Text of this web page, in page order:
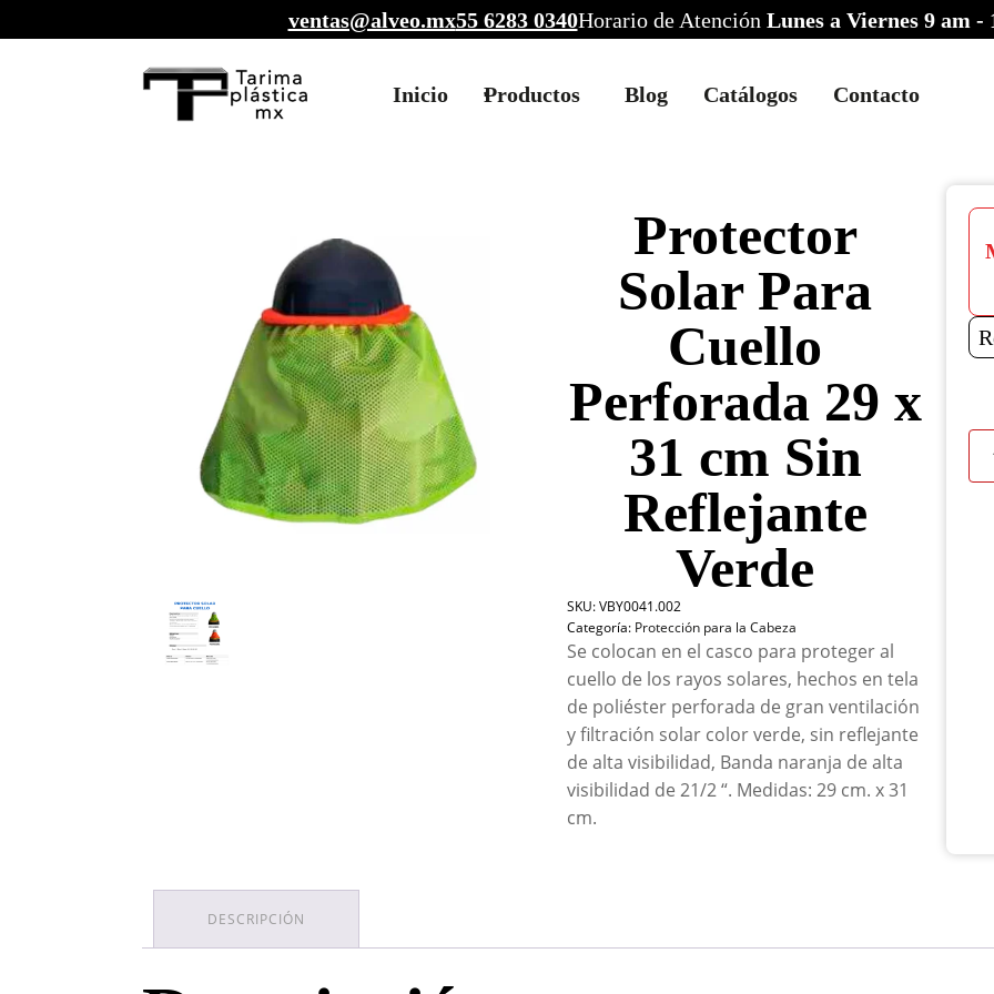
ventas@alveo.mx55 6283 0340Horario de Atención Lunes a Viernes 9 am
Inicio Productos Blog Catálogos Contacto
Protector
Solar Para
Cuello
Perforada 29 x
31 cm Sin
Reflejante
Verde
SKU:VBY0041.002
Categoría: Protección para la Cabeza
Se colocan en el casco para proteger al
cuello de los rayos solares, hechos en tela
de poliéster perforada de gran ventilación
y filtración solar color verde, sin reflejante
de alta visibilidad, Banda naranja de alta
visibilidad de 21/2 “. Medidas: 29 cm. x 31
cm.
DESCRIPCIÓN